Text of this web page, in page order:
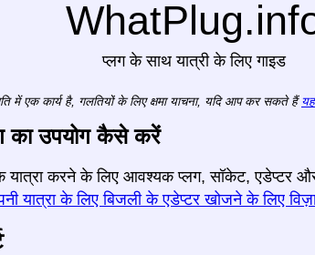
प्लग के साथ यात्री के लिए गाइड
में एक कार्य है, गलतियों के लिए क्षमा याचना, यदि आप कर सकते हैं
का उपयोग कैसे करें
यात्रा करने के लिए आवश्यक प्लग, सॉकेट, एडेप्टर
यात्रा के लिए बिजली के एडेप्टर खोजने के लिए